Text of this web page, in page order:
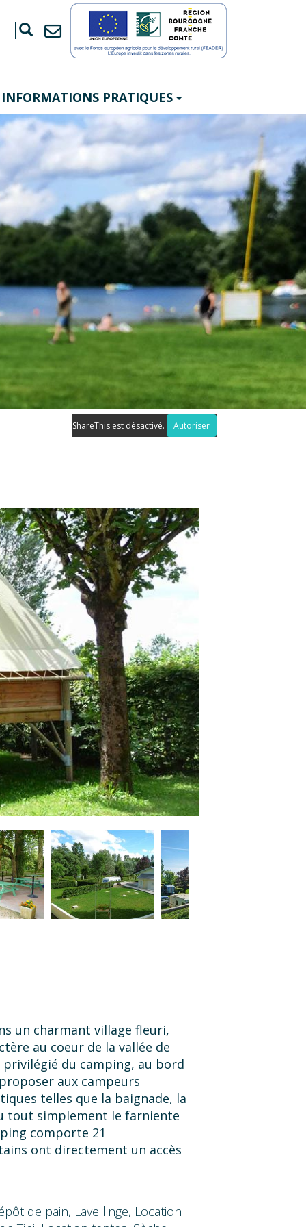
INFORMATIONS PRATIQUES
ShareThis est désactivé. Autoriser
un charmant village fleuri,
au coeur de la vallée de
du camping, au bord
aux campeurs
telles que la baignade, la
tout simplement le farniente
comporte 21
ont directement un accès
emplacements classiques.
avec transport. Vous pourrez
de pain, Lave linge, Location